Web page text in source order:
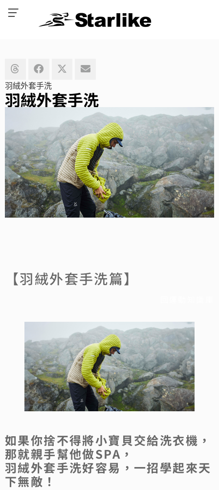
羽絨外套手洗
羽絨外套手洗
【羽絨外套手洗篇】
如果你捨不得將小寶貝交給洗衣機，
那就親手幫他做SPA，
羽絨外套手洗好容易，一招學起來天
下無敵！